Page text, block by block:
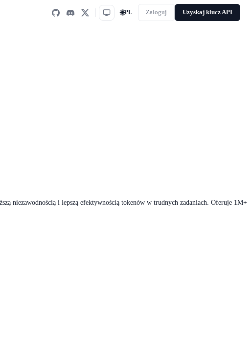
🌐PL Zaloguj Uzyskaj klucz API
niezawodnością i lepszą efektywnością tokenów w trudnych zadaniach. Oferuje 1M+